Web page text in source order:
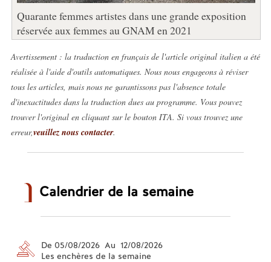
Quarante femmes artistes dans une grande exposition
réservée aux femmes au GNAM en 2021
Avertissement : la traduction en français de l'article original italien a été
réalisée à l'aide d'outils automatiques. Nous nous engageons à réviser
tous les articles, mais nous ne garantissons pas l'absence totale
d'inexactitudes dans la traduction dues au programme. Vous pouvez
trouver l'original en cliquant sur le bouton ITA. Si vous trouvez une
erreur,veuillez nous contacter.
Calendrier de la semaine
De 05/08/2026 Au 12/08/2026
Les enchères de la semaine